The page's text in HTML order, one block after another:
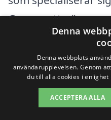
Genom att göra en
samla in olika
hitta ett
fönsterbyte.
Få 3
Denna
Denna webbplats
användarupplevelsen. Genom
du till alla cookies i
ACCEPTERA ALLA